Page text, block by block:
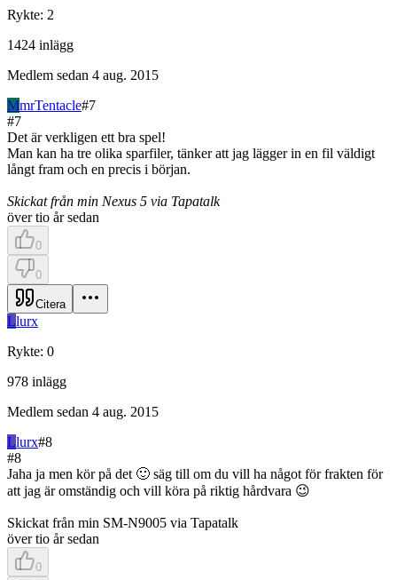
Rykte: 2
1424 inlägg
Medlem sedan 4 aug. 2015
MmrTentacle#7
#7
Det är verkligen ett bra spel!
Man kan ha tre olika sparfiler, tänker att jag lägger in en fil väldigt
långt fram och en precis i början.
Skickat från min Nexus 5 via Tapatalk
över tio år sedan
0
0
Citera
Llurx
Rykte: 0
978 inlägg
Medlem sedan 4 aug. 2015
Llurx#8
#8
Jaha ja men kör på det 🙂 säg till om du vill ha något för frakten för
att jag är omständig och vill köra på riktig hårdvara 😉
Skickat från min SM-N9005 via Tapatalk
över tio år sedan
0